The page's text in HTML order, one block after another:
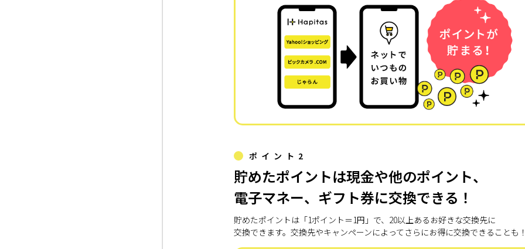
ポイント2
貯めたポイントは現金や他のポイント、
電子マネー、ギフト券に交換できる！
貯めたポイントは「1ポイント＝1円」で、20以上あるお好きな交換先に
交換できます。交換先やキャンペーンによってさらにお得に交換できることも